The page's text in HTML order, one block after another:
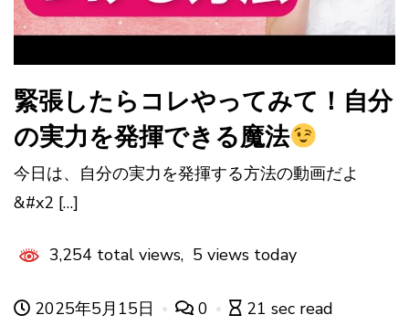
緊張したらコレやってみて！自分
の実力を発揮できる魔法
今日は、自分の実力を発揮する方法の動画だよ
&#x2 […]
3,254 total views, 5 views today
2025年5月15日 0 21 sec read